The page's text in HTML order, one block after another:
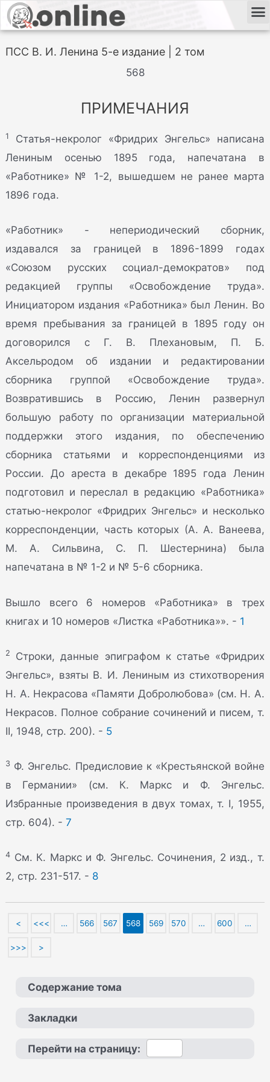
ПСС В. И. Ленина 5-е издание | 2 том
568
ПРИМЕЧАНИЯ
1
Статья-некролог «Фридрих Энгельс» написана
Лениным осенью 1895 года, напечатана в
«Работнике» № 1-2, вышедшем не ранее марта
1896 года.
«Работник» - непериодический сборник,
издавался за границей в 1896-1899 годах
«Союзом русских социал-демократов» под
редакцией группы «Освобождение труда».
Инициатором издания «Работника» был Ленин. Во
время пребывания за границей в 1895 году он
договорился с Г. В. Плехановым, П. Б.
Аксельродом об издании и редактировании
сборника группой «Освобождение труда».
Возвратившись в Россию, Ленин развернул
большую работу по организации материальной
поддержки этого издания, по обеспечению
сборника статьями и корреспонденциями из
России. До ареста в декабре 1895 года Ленин
подготовил и переслал в редакцию «Работника»
статью-некролог «Фридрих Энгельс» и несколько
корреспонденции, часть которых (А. А. Ванеева,
М. А. Сильвина, С. П. Шестернина) была
напечатана в № 1-2 и № 5-6 сборника.
Вышло всего 6 номеров «Работника» в трех
книгах и 10 номеров «Листка «Работника»». - 1
2
Строки, данные эпиграфом к статье «Фридрих
Энгельс», взяты В. И. Лениным из стихотворения
Н. А. Некрасова «Памяти Добролюбова» (см. Н. А.
Некрасов. Полное собрание сочинений и писем, т.
II, 1948, стр. 200). - 5
3 Ф. Энгельс. Предисловие к «Крестьянской войне
в Германии» (см. К. Маркс и Ф. Энгельс.
Избранные произведения в двух томах, т. I, 1955,
стр. 604). -7
4 См. К. Маркс и Ф. Энгельс. Сочинения, 2 изд., т.
2, стр. 231-517. - 8
< <<< … 566 567 568 569 570 … 600 …
>>> >
Содержание тома
Закладки
Перейти на страницу: